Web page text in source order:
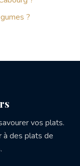
?
vos plats.
à des plats de